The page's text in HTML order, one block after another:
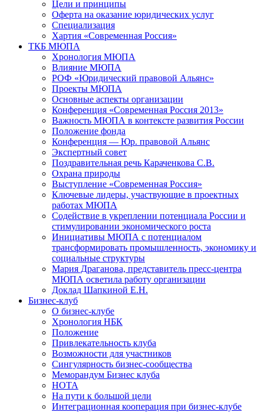
Цели и принципы
Оферта на оказание юридических услуг
Специализация
Хартия «Современная Россия»
ТКБ МЮПА
Хронология МЮПА
Влияние МЮПА
РОФ «Юридический правовой Альянс»
Проекты МЮПА
Основные аспекты организации
Конференция «Современная Россия 2013»
Важность МЮПА в контексте развития России
Положение фонда
Конференция — Юр. правовой Альянс
Экспертный совет
Поздравительная речь Караченкова С.В.
Охрана природы
Выступление «Современная Россия»
Ключевые лидеры, участвующие в проектных
работах МЮПА
Cодействие в укреплении потенциала России и
стимулировании экономического роста
Инициативы МЮПА с потенциалом
трансформировать промышленность, экономику и
социальные структуры
Мария Драганова, представитель пресс-центра
МЮПА осветила работу организации
Доклад Шапкиной Е.Н.
Бизнес-клуб
О бизнес-клубе
Хронология НБК
Положение
Привлекательность клуба
Возможности для участников
Сингулярность бизнес-сообщества
Меморандум Бизнес клуба
НОТА
На пути к большой цели
Интеграционная кооперация при бизнес-клубе